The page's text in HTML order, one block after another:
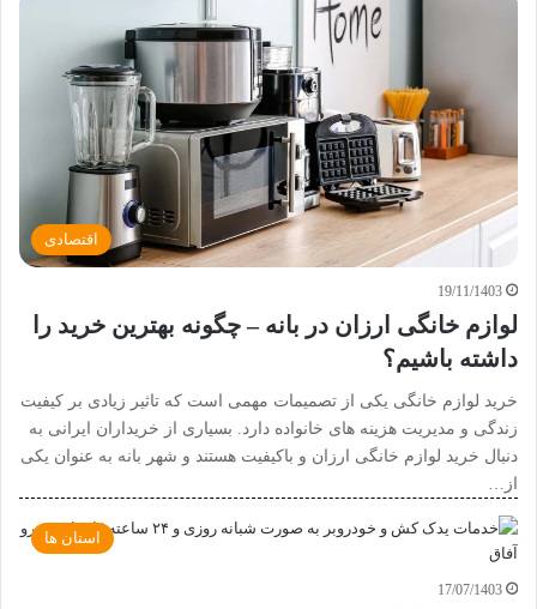
اقتصادی
19/11/1403
لوازم خانگی ارزان در بانه – چگونه بهترین خرید را
داشته باشیم؟
خرید لوازم خانگی یکی از تصمیمات مهمی است که تاثیر زیادی بر کیفیت
زندگی و مدیریت هزینه های خانواده دارد. بسیاری از خریداران ایرانی به
دنبال خرید لوازم خانگی ارزان و باکیفیت هستند و شهر بانه به عنوان یکی
از…
استان ها
17/07/1403